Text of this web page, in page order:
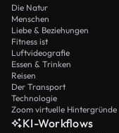
Die Natur
Menschen
Liebe & Beziehungen
Fitness ist
Luftvideografie
Essen & Trinken
Reisen
Der Transport
Technologie
Zoom virtuelle Hintergründe
KI-Workflows